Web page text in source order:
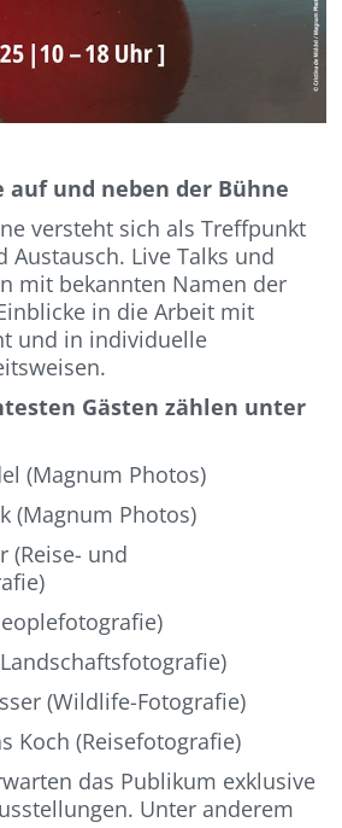
auf und neben der Bühne
versteht sich als Treffpunkt
Live Talks und
mit bekannten Namen der
in die Arbeit mit
und in individuelle
Gästen zählen unter
(Magnum Photos)
(Magnum Photos)
(Reise- und
(Wildlife-Fotografie)
Koch (Reisefotografie)
das Publikum exklusive
Unter anderem